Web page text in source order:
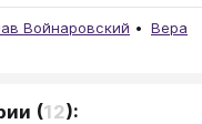
Войнаровский Вера
(12):